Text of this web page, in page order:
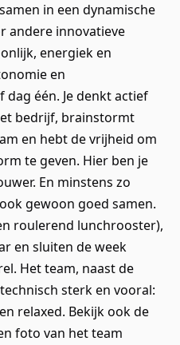
in een dynamische
andere innovatieve
energiek en
en
één. Je denkt actief
bedrijf, brainstormt
en hebt de vrijheid om
te geven. Hier ben je
En minstens zo
gewoon goed samen.
roulerend lunchrooster),
en sluiten de week
Het team, naast de
sterk en vooral:
relaxed. Bekijk ook de
foto van het team